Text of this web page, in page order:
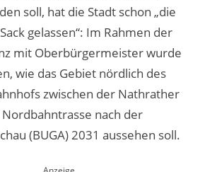
soll, hat die Stadt schon „die
gelassen“: Im Rahmen der
mit Oberbürgermeister wurde
wie das Gebiet nördlich des
zwischen der Nathrather
nach der
(BUGA) 2031 aussehen soll.